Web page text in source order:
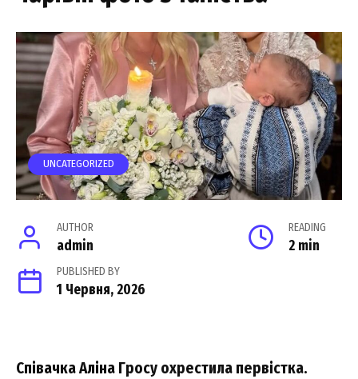
UNCATEGORIZED
AUTHOR
admin
READING
2 min
PUBLISHED BY
1 Червня, 2026
Співачка Аліна Гросу охрестила первістка.